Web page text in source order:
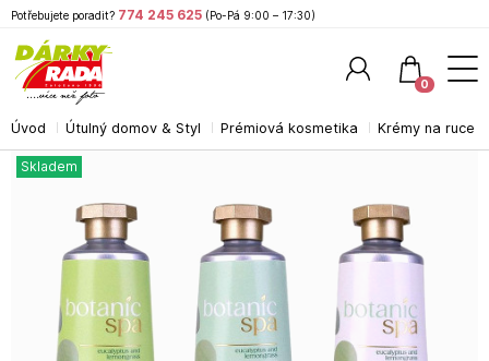
Úvod Útulný domov & Styl Prémiová kosmetika Krémy na ruce
Skladem
Potřebujete poradit? 774 245 625 (Po-Pá 9:00 – 17:30)
0